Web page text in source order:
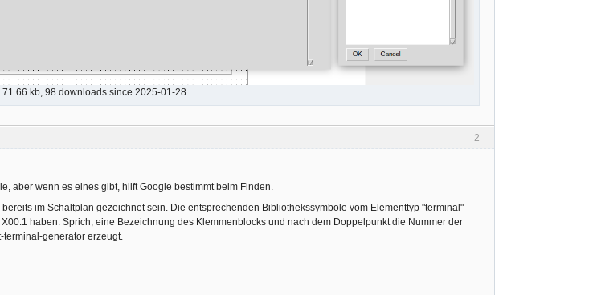
kb, 98 downloads since 2025-01-28
2
aber wenn es eines gibt, hilft Google bestimmt beim Finden.
im Schaltplan gezeichnet sein. Die entsprechenden Bibliothekssymbole vom Elementtyp "terminal"
haben. Sprich, eine Bezeichnung des Klemmenblocks und nach dem Doppelpunkt die Nummer der
terminal-generator erzeugt.